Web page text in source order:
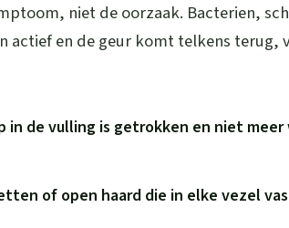
niet de oorzaak. Bacterien,
actief en de geur komt telkens terug,
in de vulling is getrokken en niet
of open haard die in elke vezel